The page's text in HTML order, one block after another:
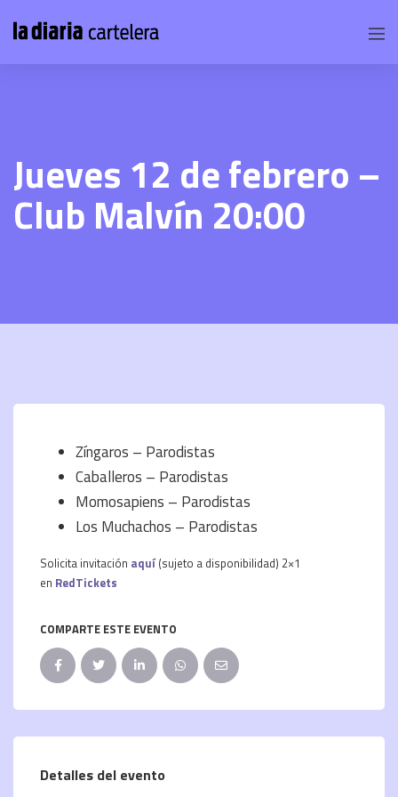
Jueves 12 de febrero –
Club Malvín 20:00
Zíngaros – Parodistas
Caballeros – Parodistas
Momosapiens – Parodistas
Los Muchachos – Parodistas
Solicita invitación aquí (sujeto a disponibilidad) 2×1
en RedTickets
COMPARTE ESTE EVENTO
Detalles del evento